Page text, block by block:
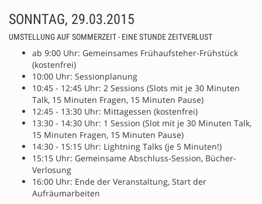
SONNTAG, 29.03.2015
UMSTELLUNG AUF SOMMERZEIT - EINE STUNDE ZEITVERLUST
ab 9:00 Uhr: Gemeinsames Frühaufsteher-Frühstück
(kostenfrei)
10:00 Uhr: Sessionplanung
10:45 - 12:45 Uhr: 2 Sessions (Slots mit je 30 Minuten
Talk, 15 Minuten Fragen, 15 Minuten Pause)
12:45 - 13:30 Uhr: Mittagessen (kostenfrei)
13:30 - 14:30 Uhr: 1 Session (Slot mit je 30 Minuten Talk,
15 Minuten Fragen, 15 Minuten Pause)
14:30 - 15:15 Uhr: Lightning Talks (je 5 Minuten!)
15:15 Uhr: Gemeinsame Abschluss-Session, Bücher-
Verlosung
16:00 Uhr: Ende der Veranstaltung, Start der
Aufräumarbeiten